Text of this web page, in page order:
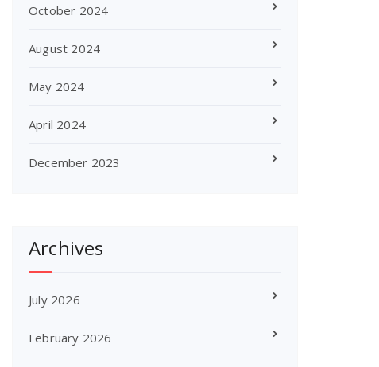
October 2024
August 2024
May 2024
April 2024
December 2023
Archives
July 2026
February 2026